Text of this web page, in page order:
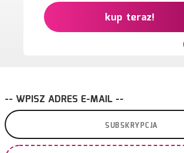
kup teraz!
-- WPISZ ADRES E-MAIL --